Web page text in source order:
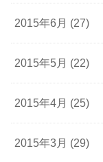
2015年6月 (27)
2015年5月 (22)
2015年4月 (25)
2015年3月 (29)